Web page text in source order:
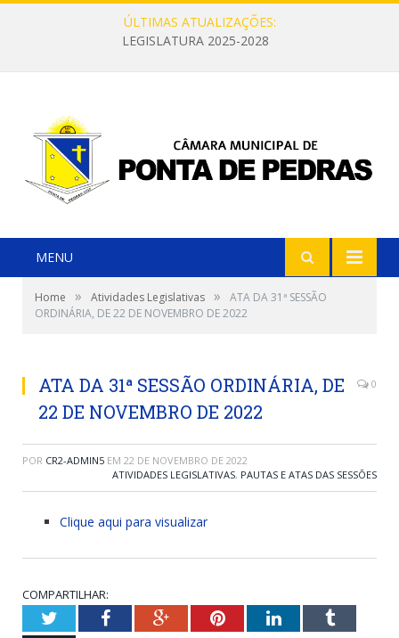
ÚLTIMAS ATUALIZAÇÕES:
LEGISLATURA 2025-2028
MENU
Home » Atividades Legislativas »
ATA DA 31ª SESSÃO
ORDINÁRIA, DE 22 DE NOVEMBRO DE 2022
ATA DA 31ª SESSÃO ORDINÁRIA, DE
22 DE NOVEMBRO DE 2022
0
POR CR2-ADMIN5 EM 22 DE NOVEMBRO DE 2022
ATIVIDADES LEGISLATIVAS, PAUTAS E ATAS DAS SESSÕES
Clique aqui para visualizar
COMPARTILHAR:
TwitterFacebookGoogle+PinterestLinkedInTumblr